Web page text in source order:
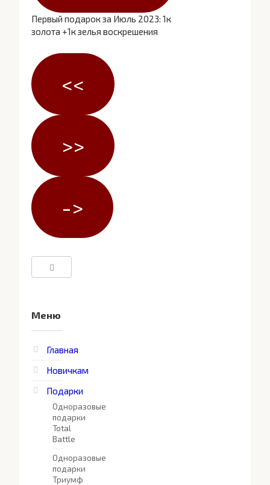
Первый подарок за Июль 2023: 1к
золота +1к зелья воскрешения
<<
>>
->
Поиск:
Меню
Главная
Новичкам
Подарки
Одноразовые
подарки
Total
Battle
Одноразовые
подарки
Триумф